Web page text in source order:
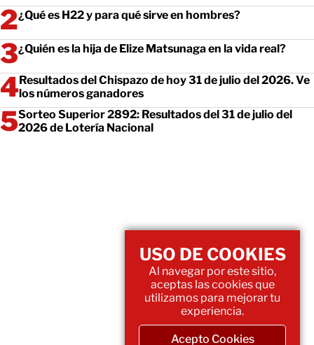
¿Qué es H22 y para qué sirve en hombres?
¿Quién es la hija de Elize Matsunaga en la vida real?
Resultados del Chispazo de hoy 31 de julio del 2026. Ve
los números ganadores
Sorteo Superior 2892: Resultados del 31 de julio del
2026 de Lotería Nacional
USO DE COOKIES
Al navegar por este sitio,
aceptas las cookies que
utilizamos para mejorar tu
experiencia.
Acepto Cookies